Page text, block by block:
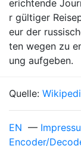
erichtende
r gültiger
eur der
ten wegen zu
ung aufgeben.
Quelle:
EN —
Encoder/